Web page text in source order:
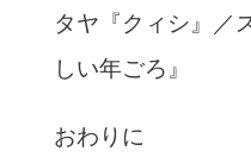
タヤ『クィシ』／
しい年ごろ』
おわりに